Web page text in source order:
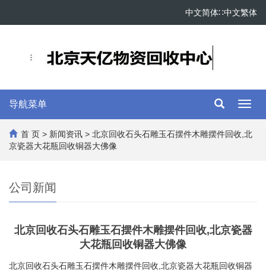
中文繁体
∷
中文简体
导航菜单
首 页 > 新闻资讯 > 北京回收石头石雕玉石摆件木雕摆件回收,北
京瓷器大花瓶回收铜器大佛像
公司新闻
北京回收石头石雕玉石摆件木雕摆件回收,北京瓷器
大花瓶回收铜器大佛像
北京回收石头石雕玉石摆件木雕摆件回收,北京瓷器大花瓶回收铜器